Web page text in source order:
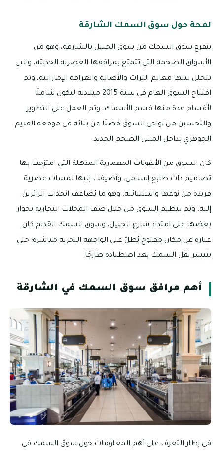
لمحة حول سوق السمك الشارقة
يتفرع سوق السمك من سوق الجبيل بالشارقة، وهو من
الأسواق الضخمة التي تتمتع بمرافقها العصرية الحديثة، والتي
تتخلل بينها معالم التراث والأصالة والعراقة الإماراتية، وتم
افتتاح السوق العام في سنة 2015 ميلادية ليكون شاملًا
لأقسام عدة منها قسم الأسماك، وتم العمل على التطوير
والتحسين من نواحي السوق فضلًا عن بنائه في موقعه القديم
الجوهري بداخل المبنى الضخم الجديد.
كان السوق من الأيقونات المعمارية المذهلة التي امتزجت بها
تصاميم ذات طابع إسلامي، وأضيفت إليها لمسات عصرية
فريدة من نوعها واستثنائية، وهو ما يُضاعف انجذاب الزائرين
إليه، وتم تنظيم السوق من خلال صف المحلات التجارية بجوار
بعضها على امتداد شارع الجبيل، وسوق السمك القديم كان
عبارة عن مكان مفتوح يُطلّ على الواجهة البحرية مباشرة؛ حتى
يتيسر نقل السمك بعد اصطياده طازجًا.
أهم مرافق سوق السمك في الشارقة
في إطار التعرف على أهم المعلومات حول سوق السمك في